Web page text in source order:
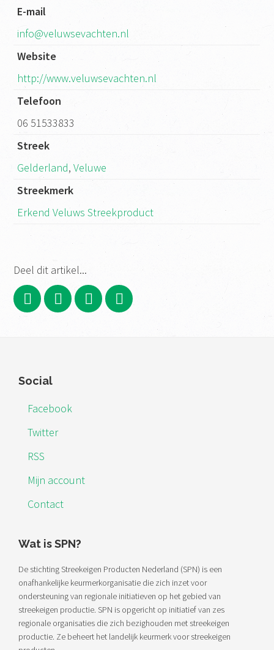
E-mail
info@veluwsevachten.nl
Website
http://www.veluwsevachten.nl
Telefoon
06 51533833
Streek
Gelderland,Veluwe
Streekmerk
Erkend Veluws Streekproduct
Deel dit artikel...
Footer
Social
Facebook
Twitter
RSS
Mijn account
Contact
Wat is SPN?
De stichting Streekeigen Producten Nederland (SPN) is een
onafhankelijke keurmerkorganisatie die zich inzet voor
ondersteuning van regionale initiatieven op het gebied van
streekeigen productie. SPN is opgericht op initiatief van zes
regionale organisaties die zich bezighouden met streekeigen
productie. Ze beheert het landelijk keurmerk voor streekeigen